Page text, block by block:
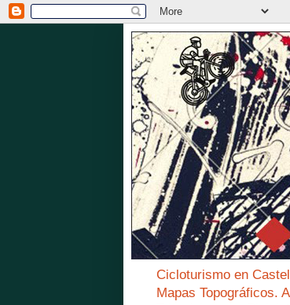
Cicloturismo en
Mapas Topográficos.